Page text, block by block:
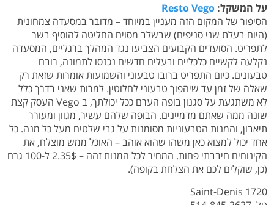
על המשקל: Resto Vego
הסיפור של המקום הזה מעניין במיוחד – מדובר במסעדה צמחונית
(היום בעלת שני סניפים) שבשלב מסוים החליטה להוסיף בשר
לתפריט. הסועדים הקבועים הצביעו נגד המהלך ברגליים, המסעדה
נקלעה לקשיים כלכליים ובעלים חדשים נכנסו לתמונה, רובם
טבעונים. כיום התפריט ברובו טבעוני והשמועות אומרות שזאת רק
שאלה של זמן עד שיהפוך טבעוני לחלוטין. למרות שאני בדרך כלל
לא משתגעת על סגנון בופה הערם ככל יכולתך, ב Vego העסק קצת
שונה ממה שאתם מדמיינים. הבופה שלהם עשיר, מגוון ומעורר
תיאבון, והמנות הטבעוניות מסומנות על גבי שלטים מעל כל מנה. כל
אחד יכול למצוא כאן משהו שהוא אוהב – האוכל ממש מוצלח, את
הקינוחים חיבבתי פחות. המחיר לכל המנות זהה – 2.35$ ל-100 גרם
(כן, שוקלים לכם את הצלחת בקופה).
1720 Saint-Denis